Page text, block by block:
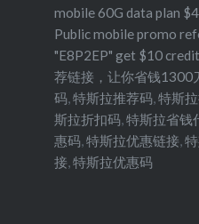
mobile 60G data plan
Public mobile promo
"E8P2EP" get $10
荐链接，让你省钱1300
码,特斯拉推荐码,特斯
斯拉折扣码,特斯拉省钱
惠码,特斯拉优惠链接,特
接,特斯拉优惠码